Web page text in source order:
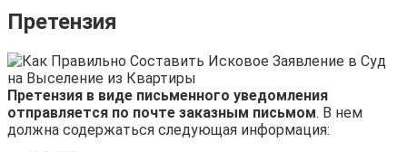
Претензия
Претензия в виде письменного уведомления
отправляется по почте заказным письмом. В нем
должна содержаться следующая информация: